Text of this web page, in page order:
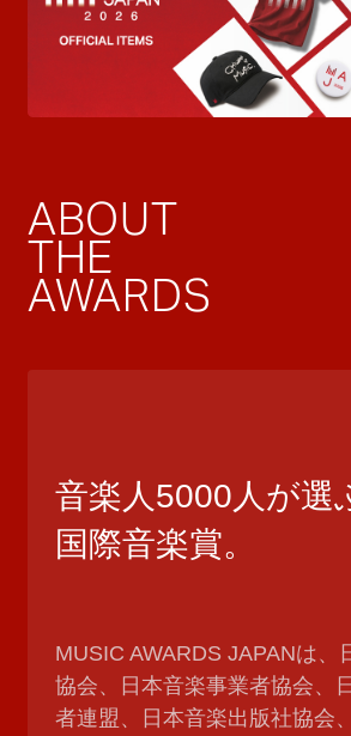
ABOUT
THE
AWARDS
音楽人5000人が選
国際音楽賞。
MUSIC AWARDS JAPANは、
協会、日本音楽事業者協会、
者連盟、日本音楽出版社協会